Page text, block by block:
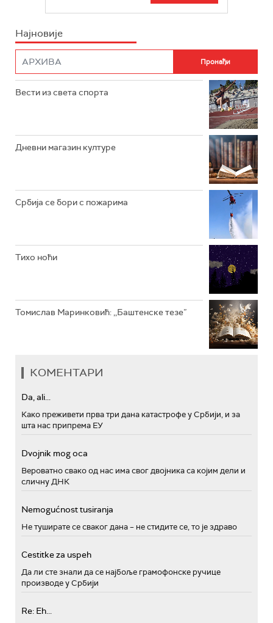
РАДИО РОКЕНРОЛЕР
ИНФО
Најновије
Вести из света спорта
Дневни магазин културе
Србија се бори с пожарима
Тихо ноћи
Томислав Маринковић: ,,Баштенске тезе”
КОМЕНТАРИ
Da, ali...
Како преживети прва три дана катастрофе у Србији, и за
шта нас припрема ЕУ
Dvojnik mog oca
Вероватно свако од нас има свог двојника са којим дели и
сличну ДНК
Nemogućnost tusiranja
Не туширате се сваког дана – не стидите се, то је здраво
Cestitke za uspeh
Да ли сте знали да се најбоље грамофонске ручице
производе у Србији
Re: Eh...